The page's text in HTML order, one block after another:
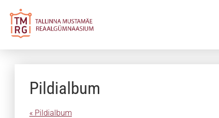
Pildialbum
« Pildialbum